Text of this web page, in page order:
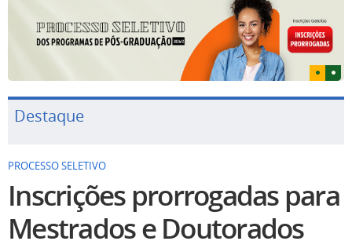
Destaque
PROCESSO SELETIVO
Inscrições prorrogadas para
Mestrados e Doutorados